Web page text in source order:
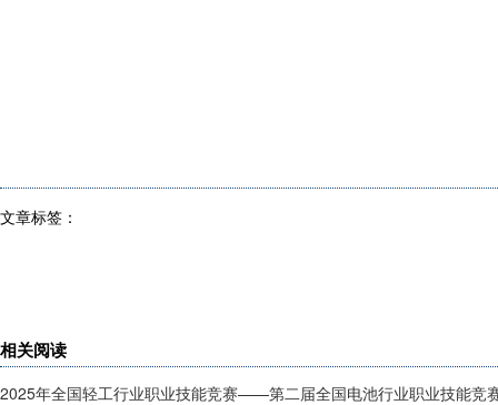
文章标签：
相关阅读
2025年全国轻工行业职业技能竞赛——第二届全国电池行业职业技能竞